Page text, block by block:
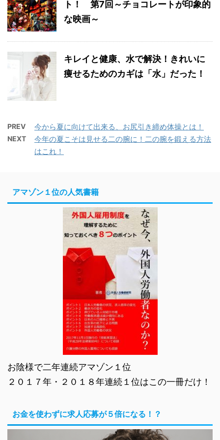
ト！ 第7回～チョコレートが印象的
な映画～
キレイと健康、水で解決！きれいに
痩せるためのカギは「水」だった！
PREV 今から夏に向けて出来る、お尻引き締め体操とは！
NEXT
今年の夏こそは見せる二の腕に！二の腕を鍛える方法
はこれ！
アマゾン１位の人気書籍
お陰様で二年連続アマゾン１位
２０１７年・２０１８年連続１位はこの一冊だけ！
お金を使わずに求人応募が５倍になる！？